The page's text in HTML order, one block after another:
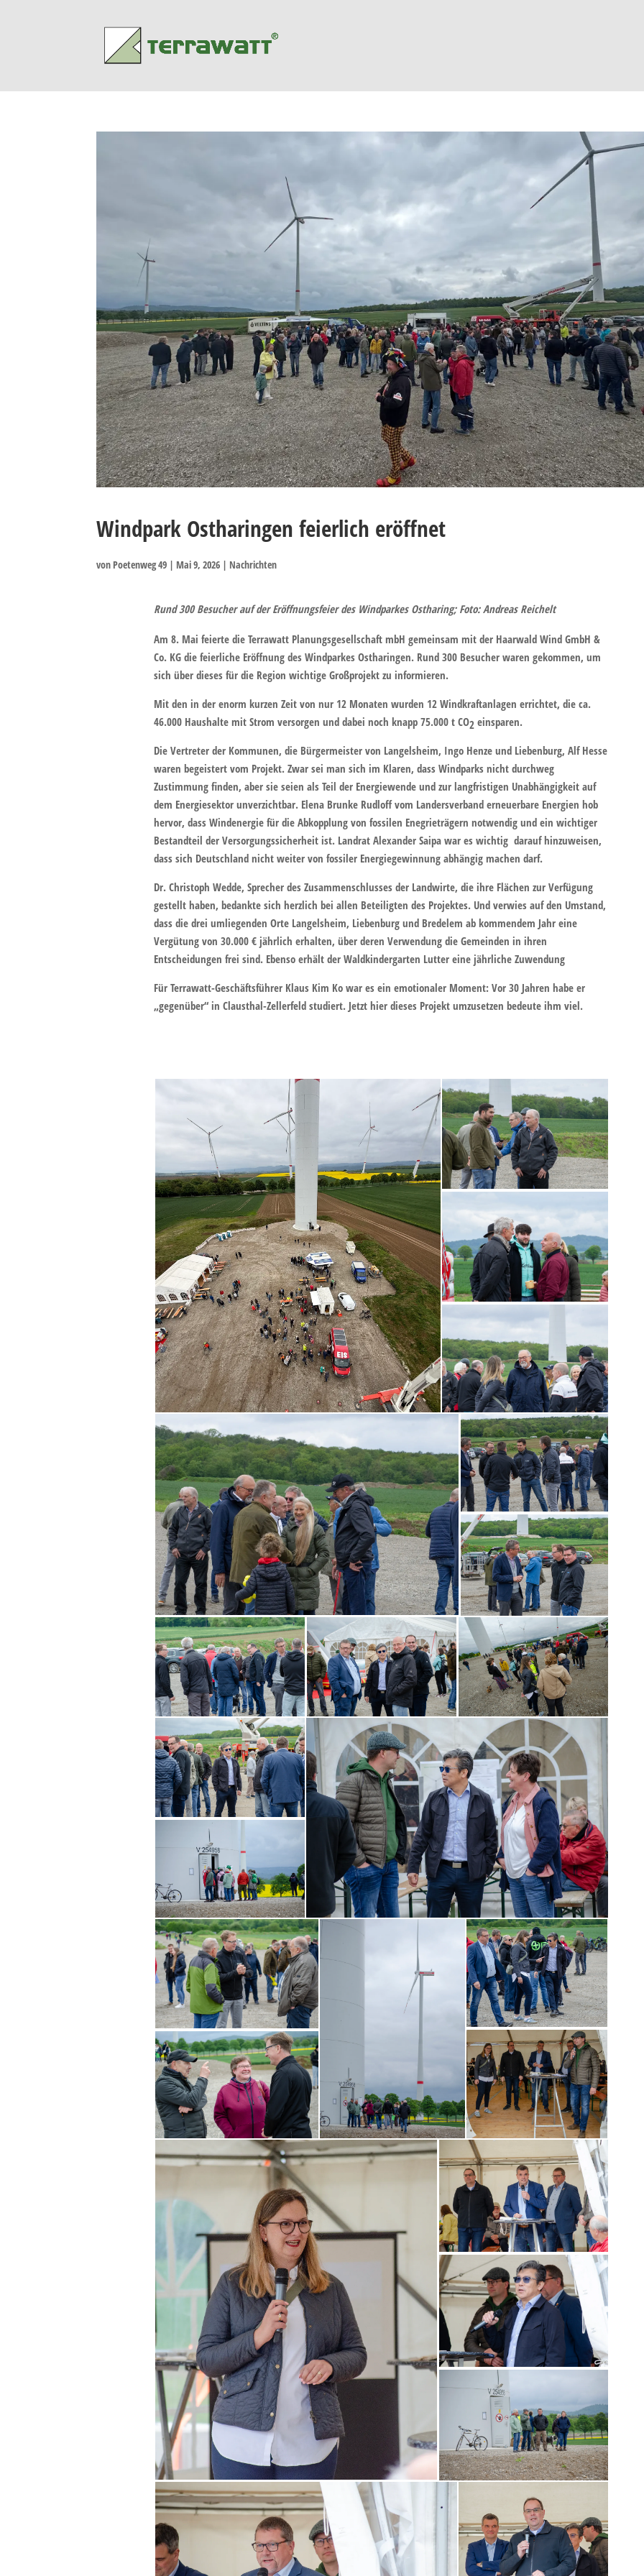
Windpark Ostharingen feierlich eröffnet
von Poetenweg 49 | Mai 9, 2026 | Nachrichten
Rund 300 Besucher auf der Eröffnungsfeier des Windparkes Ostharing; Foto: Andreas Reichelt
Am 8. Mai feierte die Terrawatt Planungsgesellschaft mbH gemeinsam mit der Haarwald Wind GmbH &
Co. KG die feierliche Eröffnung des Windparkes Ostharingen. Rund 300 Besucher waren gekommen, um
sich über dieses für die Region wichtige Großprojekt zu informieren.
Mit den in der enorm kurzen Zeit von nur 12 Monaten wurden 12 Windkraftanlagen errichtet, die ca.
46.000 Haushalte mit Strom versorgen und dabei noch knapp 75.000 t CO2 einsparen.
Die Vertreter der Kommunen, die Bürgermeister von Langelsheim, Ingo Henze und Liebenburg, Alf Hesse
waren begeistert vom Projekt. Zwar sei man sich im Klaren, dass Windparks nicht durchweg
Zustimmung finden, aber sie seien als Teil der Energiewende und zur langfristigen Unabhängigkeit auf
dem Energiesektor unverzichtbar. Elena Brunke Rudloff vom Landersverband erneuerbare Energien hob
hervor, dass Windenergie für die Abkopplung von fossilen Enegrieträgern notwendig und ein wichtiger
Bestandteil der Versorgungssicherheit ist. Landrat Alexander Saipa war es wichtig darauf hinzuweisen,
dass sich Deutschland nicht weiter von fossiler Energiegewinnung abhängig machen darf.
Dr. Christoph Wedde, Sprecher des Zusammenschlusses der Landwirte, die ihre Flächen zur Verfügung
gestellt haben, bedankte sich herzlich bei allen Beteiligten des Projektes. Und verwies auf den Umstand,
dass die drei umliegenden Orte Langelsheim, Liebenburg und Bredelem ab kommendem Jahr eine
Vergütung von 30.000 € jährlich erhalten, über deren Verwendung die Gemeinden in ihren
Entscheidungen frei sind. Ebenso erhält der Waldkindergarten Lutter eine jährliche Zuwendung
Für Terrawatt-Geschäftsführer Klaus Kim Ko war es ein emotionaler Moment: Vor 30 Jahren habe er
„gegenüber“ in Clausthal-Zellerfeld studiert. Jetzt hier dieses Projekt umzusetzen bedeute ihm viel.